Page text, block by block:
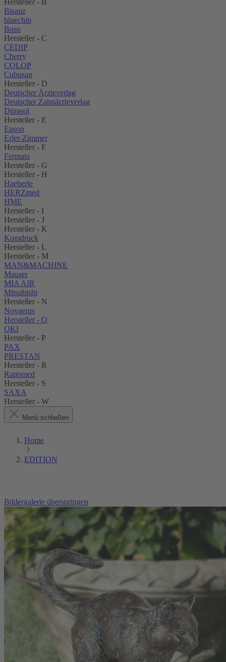
Hersteller - B
Bisanz
bluechip
Boso
Hersteller - C
CEDIP
Cherry
COLOP
Cubusan
Hersteller - D
Deutscher Ärzteverlag
Deutscher Zahnärzteverlag
Dürasol
Hersteller - E
Epson
Erler-Zimmer
Hersteller - F
Fermata
Hersteller - G
Hersteller - H
Haeberle
HERZmed
HME
Hersteller - I
Hersteller - J
Hersteller - K
Komdruck
Hersteller - L
Hersteller - M
MAN&MACHINE
Mauser
MIA AIR
Mitsubishi
Hersteller - N
Novaerus
Hersteller - O
OKI
Hersteller - P
PAX
PRESTAN
Hersteller - R
Ratiomed
Hersteller - S
SAXA
Hersteller - W
Menü schließen
Home
EDITION
Bildergalerie überspringen